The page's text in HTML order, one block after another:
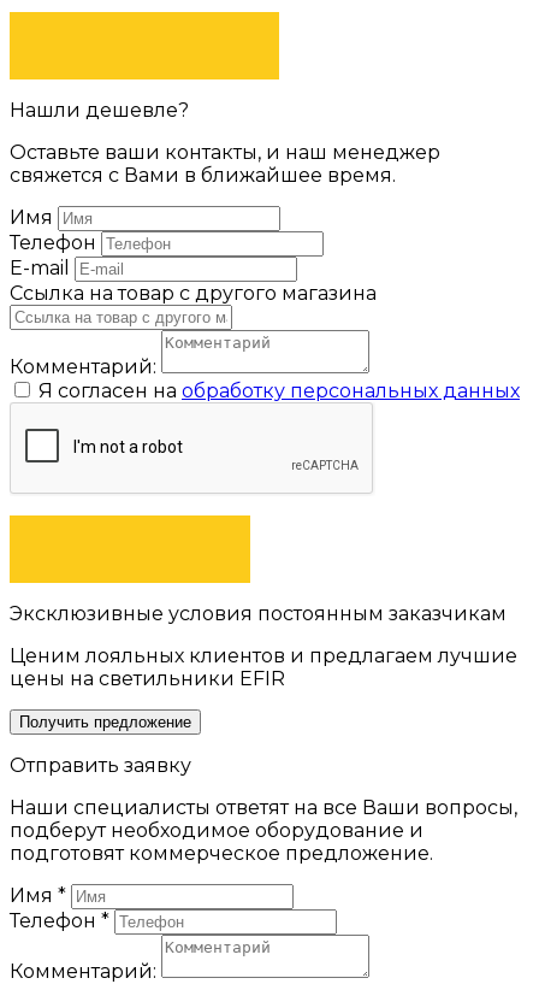
Нашли дешевле?
Оставьте ваши контакты, и наш менеджер
свяжется с Вами в ближайшее время.
Имя
Телефон
E-mail
Ссылка на товар с другого магазина
Комментарий:
Я согласен на обработку персональных данных
Эксклюзивные условия постоянным заказчикам
Ценим лояльных клиентов и предлагаем лучшие
цены на светильники EFIR
Получить предложение
Отправить заявку
Наши специалисты ответят на все Ваши вопросы,
подберут необходимое оборудование и
подготовят коммерческое предложение.
Имя *
Телефон *
Комментарий: